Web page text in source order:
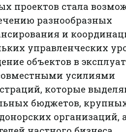
проектов стала
разнообразных
и
управленческих
объектов в
усилиями
которые
бюджетов,
организаций,